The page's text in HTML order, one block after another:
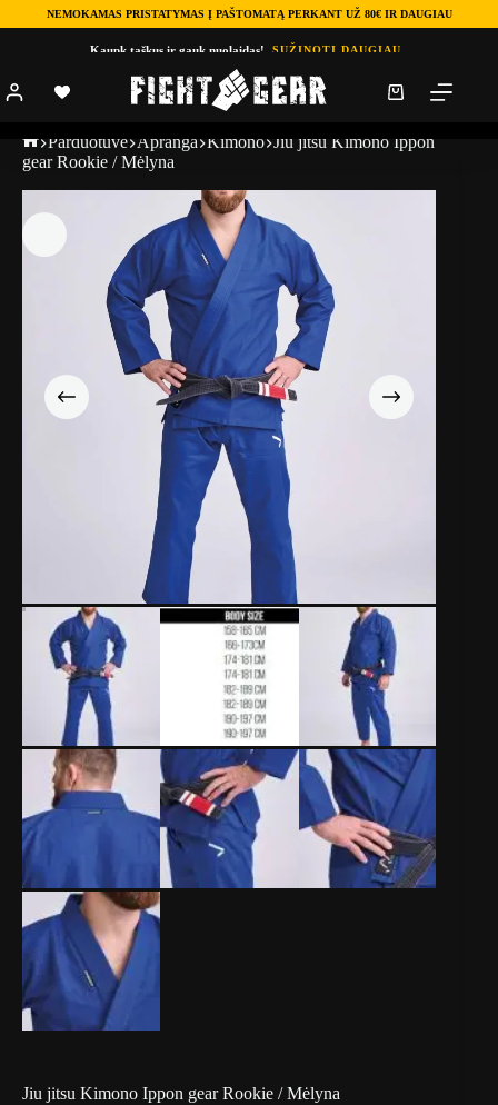
NEMOKAMAS PRISTATYMAS Į PAŠTOMATĄ PERKANT UŽ 80€ IR DAUGIAU
Kaupk taškus ir gauk nuolaidas! SUŽINOTI DAUGIAU
Parduotuve Apranga Kimono Jiu jitsu Kimono Ippon
gear Rookie / Mėlyna
Jiu jitsu Kimono Ippon gear Rookie / Mėlyna